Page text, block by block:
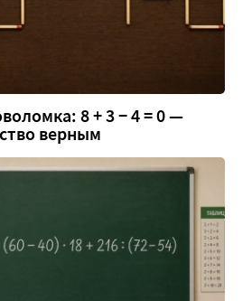
8 + 3 − 4 = 0 —
верным